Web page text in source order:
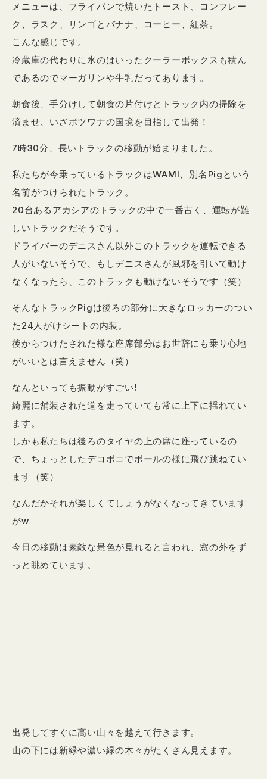
メニューは、フライパンで焼いたトースト、コンフレー
ク、ラスク、リンゴとバナナ、コーヒー、紅茶。
こんな感じです。
冷蔵庫の代わりに氷のはいったクーラーボックスも積ん
であるのでマーガリンや牛乳だってあります。
朝食後、手分けして朝食の片付けとトラック内の掃除を
済ませ、いざボツワナの国境を目指して出発！
7時30分、長いトラックの移動が始まりました。
私たちが今乗っているトラックはWAMI、別名Pigという
名前がつけられたトラック。
20台あるアカシアのトラックの中で一番古く、運転が難
しいトラックだそうです。
ドライバーのデニスさん以外このトラックを運転できる
人がいないそうで、もしデニスさんが風邪を引いて動け
なくなったら、このトラックも動けないそうです（笑）
そんなトラックPigは後ろの部分に大きなロッカーのつい
た24人がけシートの内装。
後からつけたされた様な座席部分はお世辞にも乗り心地
がいいとは言えません（笑）
なんといっても振動がすごい!
綺麗に舗装された道を走っていても常に上下に揺れてい
ます。
しかも私たちは後ろのタイヤの上の席に座っているの
で、ちょっとしたデコボコでボールの様に飛び跳ねてい
ます（笑）
なんだかそれが楽しくてしょうがなくなってきています
がw
今日の移動は素敵な景色が見れると言われ、窓の外をず
っと眺めています。
出発してすぐに高い山々を越えて行きます。
山の下には新緑や濃い緑の木々がたくさん見えます。